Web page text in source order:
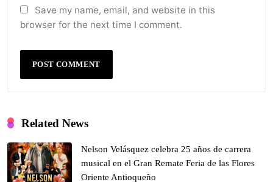
Save my name, email, and website in this
browser for the next time I comment.
Related News
Nelson Velásquez celebra 25 años de carrera
musical en el Gran Remate Feria de las Flores
Oriente Antioqueño